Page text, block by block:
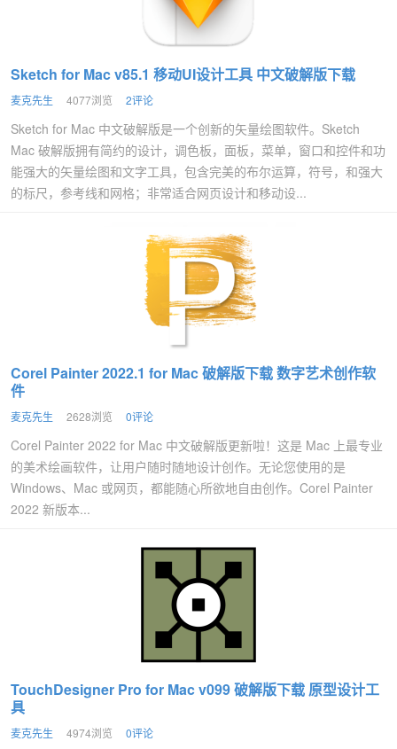
Sketch for Mac v85.1 移动UI设计工具 中文破解版下载
麦克先生 4077浏览 2评论
Sketch for Mac 中文破解版是一个创新的矢量绘图软件。Sketch
Mac 破解版拥有简约的设计，调色板，面板，菜单，窗口和控件和功
能强大的矢量绘图和文字工具，包含完美的布尔运算，符号，和强大
的标尺，参考线和网格；非常适合网页设计和移动设...
Corel Painter 2022.1 for Mac 破解版下载 数字艺术创作软
件
麦克先生 2628浏览 0评论
Corel Painter 2022 for Mac 中文破解版更新啦！这是 Mac 上最专业
的美术绘画软件，让用户随时随地设计创作。无论您使用的是
Windows、Mac 或网页，都能随心所欲地自由创作。Corel Painter
2022 新版本...
TouchDesigner Pro for Mac v099 破解版下载 原型设计工
具
麦克先生 4974浏览 0评论